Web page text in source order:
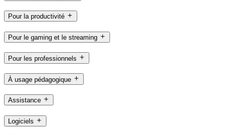
Pour la productivité
Pour le gaming et le streaming
Pour les professionnels
À usage pédagogique
Assistance
Logiciels